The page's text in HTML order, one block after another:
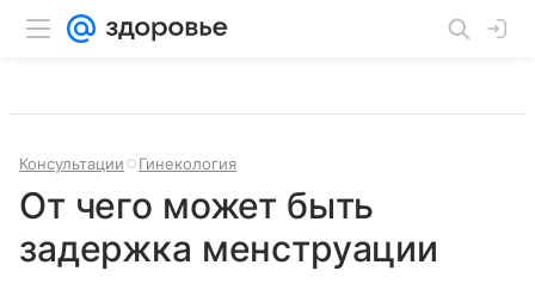
Консультации Гинекология
От чего может быть
задержка менструации